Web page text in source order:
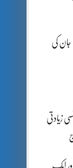
جان کی
بچے کو جنسی زیادتی
اور ایک